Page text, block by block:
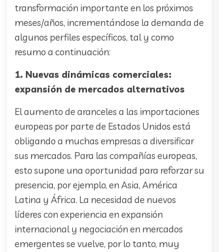
transformación importante en los próximos
meses/años, incrementándose la demanda de
algunos perfiles específicos, tal y como
resumo a continuación:
1. Nuevas dinámicas comerciales:
expansión de mercados alternativos
El aumento de aranceles a las importaciones
europeas por parte de Estados Unidos está
obligando a muchas empresas a diversificar
sus mercados. Para las compañías europeas,
esto supone una oportunidad para reforzar su
presencia, por ejemplo, en Asia, América
Latina y África. La necesidad de nuevos
líderes con experiencia en expansión
internacional y negociación en mercados
emergentes se vuelve, por lo tanto, muy